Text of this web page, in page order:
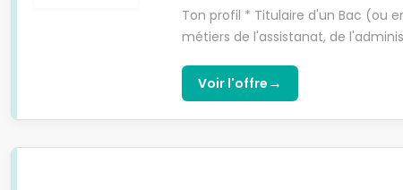
vous ! Venez rejoindre une équipe
et stimulant. Dans le cadre de
tant que collaborateur en
distanciel avec le centre AFTRAL
Ton profil * Titulaire d'un Bac (ou
métiers de l'assistanat, de
relationnel et esprit d'équipe * À
nous rejoindre ? * Une alternance
reconnu * Un encadrement
parcours * Une formation et une
Voir l'offre →